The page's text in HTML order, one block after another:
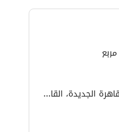
فيلدج جاردن قطامية، التجمع الخامس، القاهرة الجديدة، القاهرة